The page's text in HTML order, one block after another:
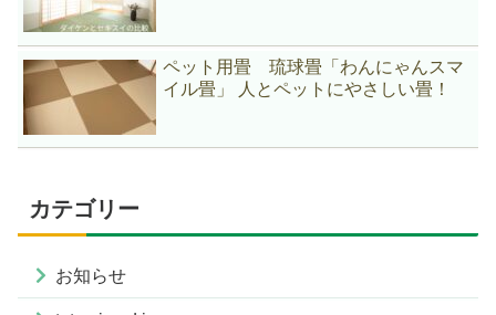
ペット用畳 琉球畳「わんにゃんスマ
イル畳」 人とペットにやさしい畳！
カテゴリー
お知らせ